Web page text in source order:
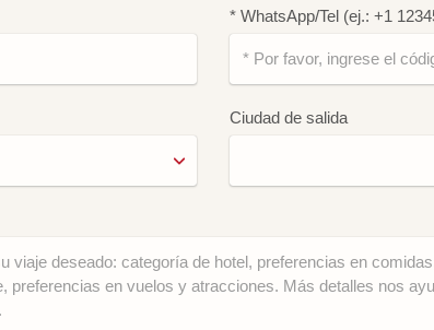
* WhatsApp/Tel (ej.: +1
Ciudad de salida